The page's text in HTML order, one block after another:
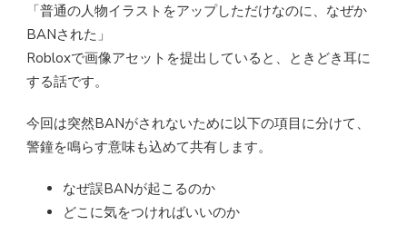
「普通の人物イラストをアップしただけなのに、なぜか
BANされた」
Robloxで画像アセットを提出していると、ときどき耳に
する話です。
今回は突然BANがされないために以下の項目に分けて、
警鐘を鳴らす意味も込めて共有します。
なぜ誤BANが起こるのか
どこに気をつければいいのか